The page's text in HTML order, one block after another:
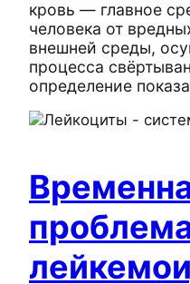
кровь — главное
человека от
внешней среды,
процесса
определение